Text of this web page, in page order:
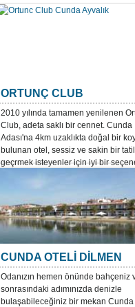
ORTUNÇ CLUB
2010 yılında tamamen yenilenen
Club, adeta saklı bir cennet. Cunda
Adası'na 4km uzaklıkta doğal bir
bulunan otel, sessiz ve sakin bir tatil
geçrmek isteyenler için iyi bir
CUNDA OTELİ DİLMEN
Odanızın hemen önünde bahçeniz
sonrasındaki adımınızda denizle
bulaşabileceğiniz bir mekan Cunda